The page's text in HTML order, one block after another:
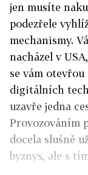
jen musíte
podezřele
mechanismy.
nacházel v
se vám
digitálních
uzavře jedna
Provozováním
docela slušně
byznys, ale s